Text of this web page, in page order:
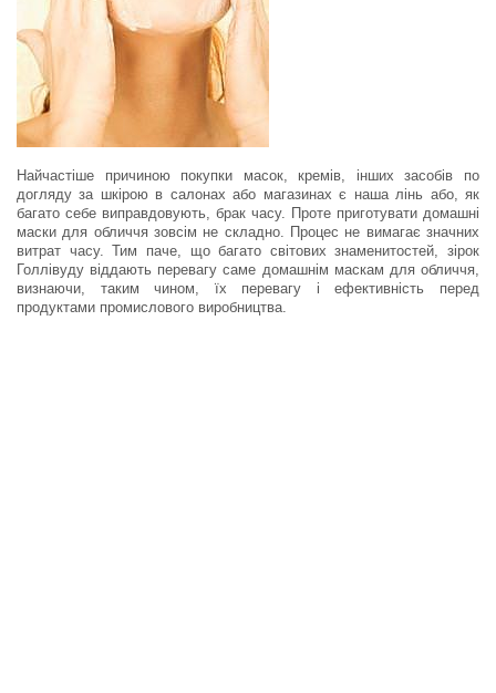
Найчастіше причиною покупки масок, кремів, інших засобів по
догляду за шкірою в салонах або магазинах є наша лінь або, як
багато себе виправдовують, брак часу. Проте приготувати домашні
маски для обличчя зовсім не складно. Процес не вимагає значних
витрат часу. Тим паче, що багато світових знаменитостей, зірок
Голлівуду віддають перевагу саме домашнім маскам для обличчя,
визнаючи, таким чином, їх перевагу і ефективність перед
продуктами промислового виробництва.